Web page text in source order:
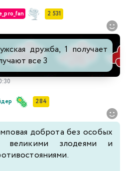
2 531
дружба, 1 получает
все 3
284
доброта без особых
великими злодеями и